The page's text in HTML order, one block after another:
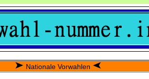
Nationale Vorwahlen